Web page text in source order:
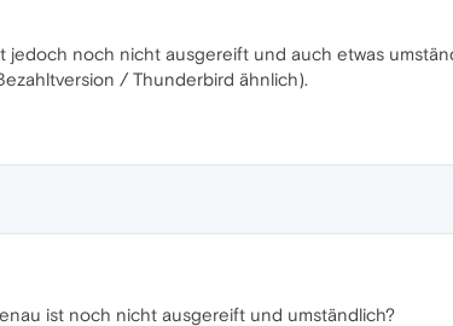
jedoch noch nicht ausgereift und auch etwas
/ Thunderbird ähnlich).
ist noch nicht ausgereift und umständlich?